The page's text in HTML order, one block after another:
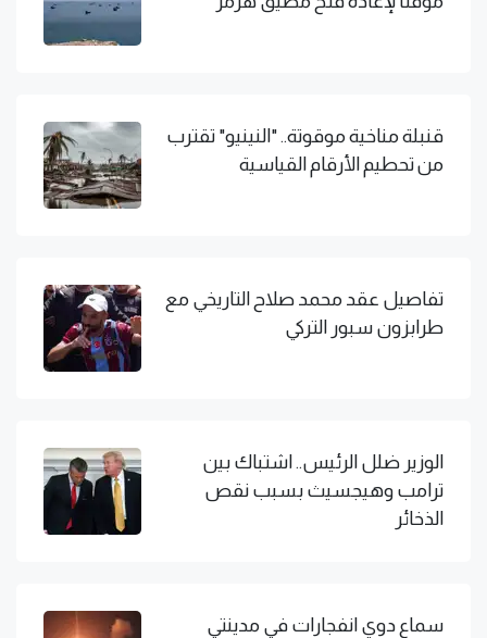
قنبلة مناخية موقوتة.. "النينيو" تقترب
من تحطيم الأرقام القياسية
تفاصيل عقد محمد صلاح التاريخي مع
طرابزون سبور التركي
الوزير ضلل الرئيس.. اشتباك بين
ترامب وهيجسيث بسبب نقص
الذخائر
سماع دوي انفجارات في مدينتي